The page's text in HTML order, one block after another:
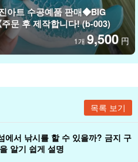
아트 수공예품 판매◆BIG
문 후 제작합니다! (b-003)
1개 9,500 円
목록 보기
에서 낚시를 할 수 있을까? 금지 구
알기 쉽게 설명